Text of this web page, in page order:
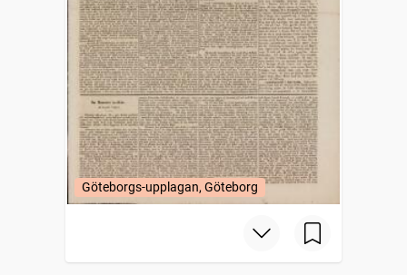
Göteborgs-upplagan, Göteborg